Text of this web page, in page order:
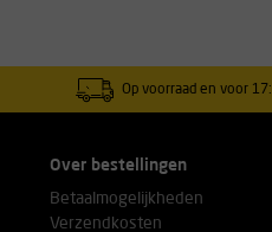
Op voorraad en voor
Over bestellingen
Betaalmogelijkheden
Verzendkosten